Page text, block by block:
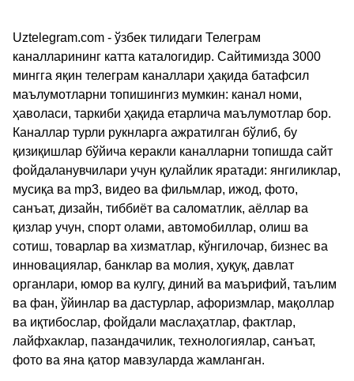
Uztelegram.com - ўзбек тилидаги Телеграм
каналларининг катта каталогидир. Сайтимизда 3000
мингга яқин телеграм каналлари ҳақида батафсил
маълумотларни топишингиз мумкин: канал номи,
ҳаволаси, таркиби ҳақида етарлича маълумотлар бор.
Каналлар турли рукнларга ажратилган бўлиб, бу
қизиқишлар бўйича керакли каналларни топишда сайт
фойдаланувчилари учун қулайлик яратади: янгиликлар,
мусиқа ва mp3, видео ва фильмлар, ижод, фото,
санъат, дизайн, тиббиёт ва саломатлик, аёллар ва
қизлар учун, спорт олами, автомобиллар, олиш ва
сотиш, товарлар ва хизматлар, кўнгилочар, бизнес ва
инновациялар, банклар ва молия, ҳуқуқ, давлат
органлари, юмор ва кулгу, диний ва маърифий, таълим
ва фан, ўйинлар ва дастурлар, афоризмлар, мақоллар
ва иқтибослар, фойдали маслаҳатлар, фактлар,
лайфхаклар, пазандачилик, технологиялар, санъат,
фото ва яна қатор мавзуларда жамланган.